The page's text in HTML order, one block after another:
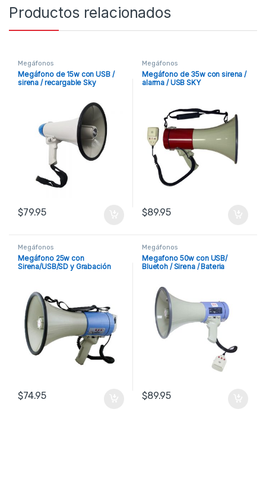
Productos relacionados
Megáfonos
Megáfono de 15w con USB /
sirena / recargable Sky
$79.95
Megáfonos
Megáfono de 35w con sirena /
alarma / USB SKY
$89.95
Megáfonos
Megáfono 25w con
Sirena/USB/SD y Grabación
$74.95
Megáfonos
Megafono 50w con USB/
Bluetoh / Sirena / Bateria
$89.95